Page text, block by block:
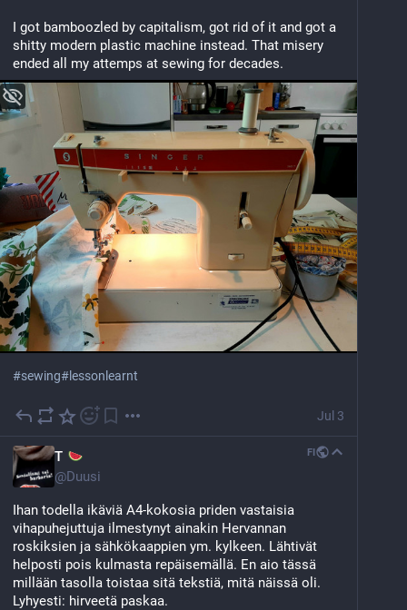
I got bamboozled by capitalism, got rid of it and got a
shitty modern plastic machine instead. That misery
ended all my attemps at sewing for decades.
#sewing#lessonlearnt
Jul 3
T
@Duusi
FI
Ihan todella ikäviä A4-kokosia priden vastaisia
vihapuhejuttuja ilmestynyt ainakin Hervannan
roskiksien ja sähkökaappien ym. kylkeen. Lähtivät
helposti pois kulmasta repäisemällä. En aio tässä
millään tasolla toistaa sitä tekstiä, mitä näissä oli.
Lyhyesti: hirveetä paskaa.